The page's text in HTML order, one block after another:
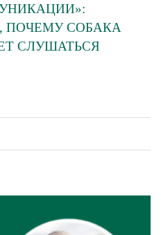
ПОЧЕМУ СОБАКА
СЛУШАТЬСЯ